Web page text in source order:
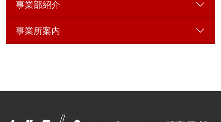
事業部紹介
事業所案内